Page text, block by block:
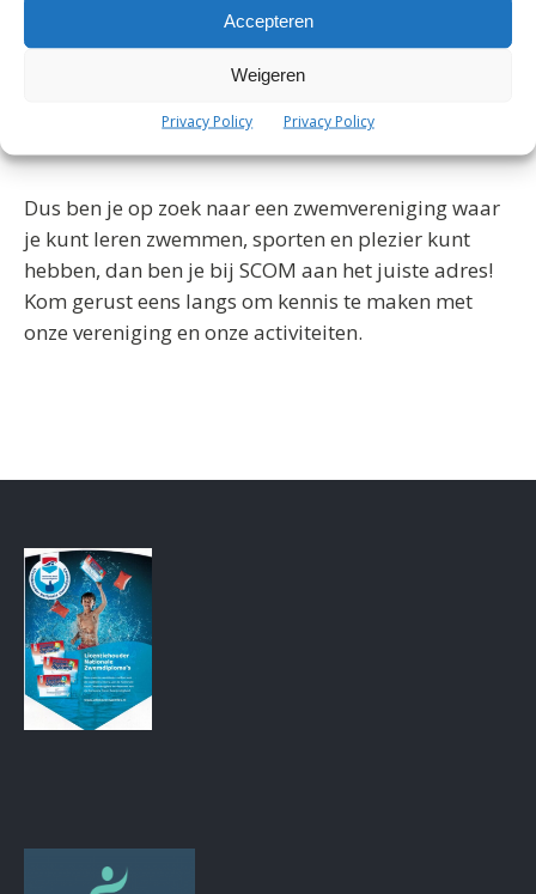
Accepteren
Weigeren
Privacy Policy Privacy Policy
vaandel. Wij bieden onze leden een veilige en
gezellige omgeving waarin ze kunnen zwemmen en
sporten. Naast onze sportieve activiteiten
organiseren wij ook regelmatig leuke evenementen
Dus ben je op zoek naar een zwemvereniging waar
je kunt leren zwemmen, sporten en plezier kunt
hebben, dan ben je bij SCOM aan het juiste adres!
Kom gerust eens langs om kennis te maken met
onze vereniging en onze activiteiten.